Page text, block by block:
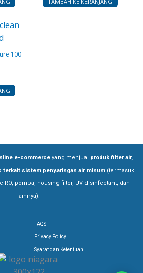
100
e-commerceyang menjual produk filter air,
terkait sistem penyaringan air minum (termasuk
pompa, housing filter, UV disinfectant, dan
lainnya).
FAQS
Privacy Policy
Syarat dan Ketentuan